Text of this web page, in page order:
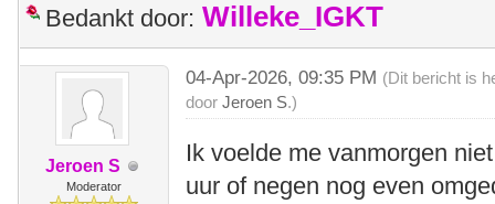
Bedankt door: Willeke_IGKT
Jeroen S
Moderator
04-Apr-2026, 09:35 PM (Dit bericht is
doorJeroen S.)
Ik voelde me vanmorgen
uur of negen nog even